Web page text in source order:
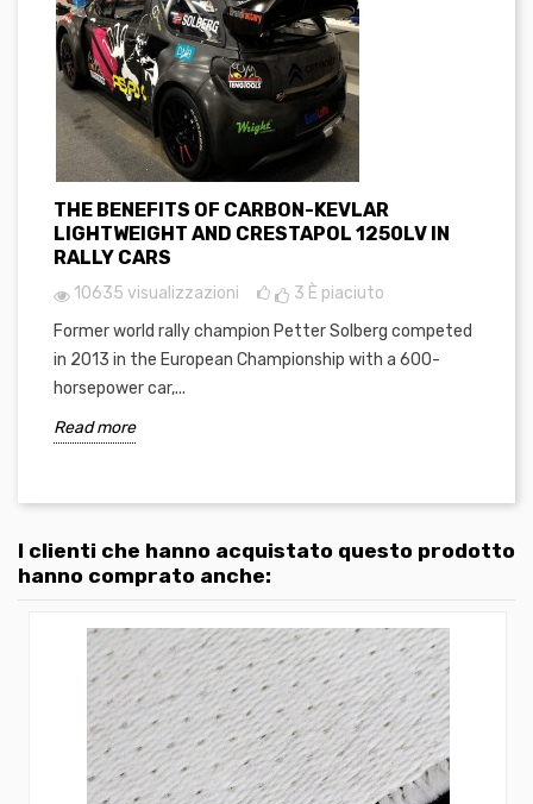
THE BENEFITS OF CARBON-KEVLAR
LIGHTWEIGHT AND CRESTAPOL 1250LV IN
RALLY CARS
10635 visualizzazioni 3 È piaciuto
Former world rally champion Petter Solberg competed
in 2013 in the European Championship with a 600-
horsepower car,...
Read more
I clienti che hanno acquistato questo prodotto
hanno comprato anche: